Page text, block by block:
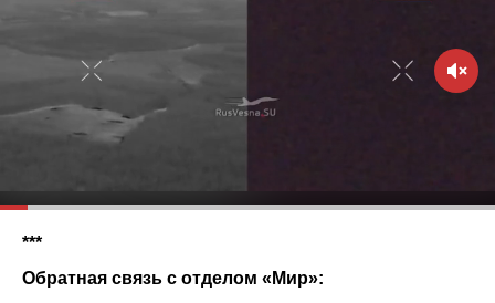
***
Обратная связь с отделом « Мир»: